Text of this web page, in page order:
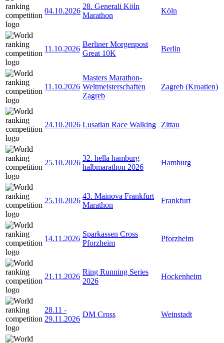
04.10.2026
28. Generali Köln
Marathon
Köln
11.10.2026
Berliner Morgenpost
Great 10K
Berlin
11.10.2026
Masters Marathon-
Weltmeisterschaften
Zagreb
Zagreb (Kroatien)
24.10.2026 Lusatian Race Walking Zittau
25.10.2026
32. hella hamburg
halbmarathon 2026
Hamburg
25.10.2026
43. Mainova Frankfurt
Marathon
Frankfurt
14.11.2026
Sparkassen Cross
Pforzheim
Pforzheim
21.11.2026
Ring Running Series
2026
Hockenheim
28.11 -
29.11.2026
DM Cross Weinstadt